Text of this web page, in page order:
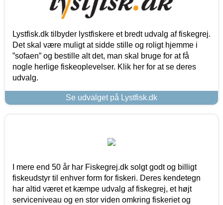
Lystfisk.dk tilbyder lystfiskere et bredt udvalg af fiskegrej.
Det skal være muligt at sidde stille og roligt hjemme i
”sofaen” og bestille alt det, man skal bruge for at få
nogle herlige fiskeoplevelser. Klik her for at se deres
udvalg.
Se udvalget på Lystfisk.dk
I mere end 50 år har Fiskegrej.dk solgt godt og billigt
fiskeudstyr til enhver form for fiskeri. Deres kendetegn
har altid været et kæmpe udvalg af fiskegrej, et højt
serviceniveau og en stor viden omkring fiskeriet og